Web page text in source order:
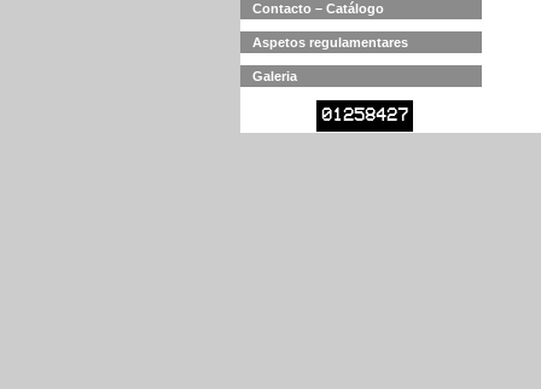
Contacto – Catálogo
Aspetos regulamentares
Galeria
01258427